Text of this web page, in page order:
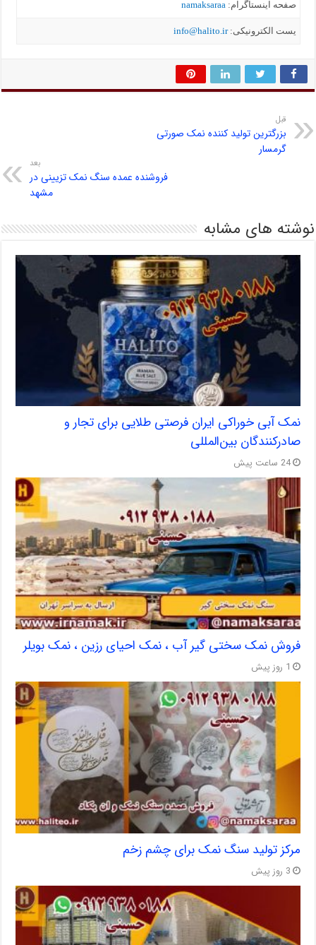
صفحه اینستاگرام:namaksaraa
یست الکترونیکی:info@halito.ir
قبل
بزرگترین تولید کننده نمک صورتی
گرمسار
بعد
فروشنده عمده سنگ نمک تزیینی در
مشهد
نوشته های مشابه
نمک آبی خوراکی ایران فرصتی طلایی برای تجار و
صادرکنندگان بین‌المللی
24 ساعت پیش
فروش نمک سختی گیر آب ، نمک احیای رزین ، نمک بویلر
1 روز پیش
مرکز تولید سنگ نمک برای چشم زخم
3 روز پیش